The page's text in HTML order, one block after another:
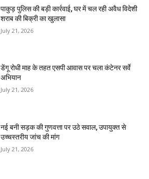
पाकुड़ पुलिस की बड़ी कार्रवाई, घर में चल रही अवैध विदेशी
शराब की बिक्री का खुलासा
July 21, 2026
डेंगू रोधी माह के तहत एसपी आवास पर चला कंटेनर सर्वे
अभियान
July 21, 2026
नई बनी सड़क की गुणवत्ता पर उठे सवाल, उपायुक्त से
उच्चस्तरीय जांच की मांग
July 21, 2026